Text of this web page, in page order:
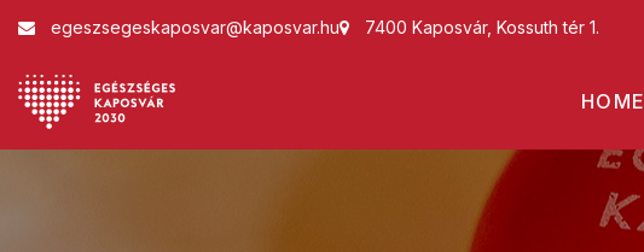
egeszsegeskaposvar@kaposvar.hu 7400 Kaposvár, Kossuth tér 1.
HOME